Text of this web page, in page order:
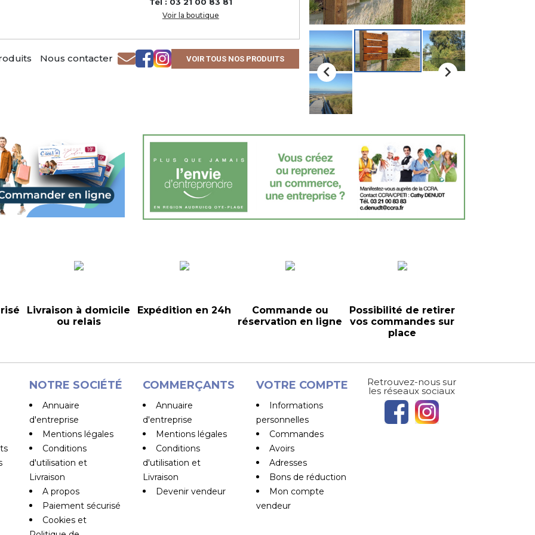
Voir la boutique
Nous contacter VOIR TOUS NOS PRODUITS
 
Livraison à domicile
ou relais
Expédition en 24h
Commande ou
réservation en ligne
Possibilité de retirer
vos commandes sur
place
NOTRE SOCIÉTÉ
Annuaire
d'entreprise
Mentions légales
Conditions
d'utilisation et
Livraison
A propos
Paiement sécurisé
Cookies et
COMMERÇANTS
Annuaire
d'entreprise
Mentions légales
Conditions
d'utilisation et
Livraison
Devenir vendeur
VOTRE COMPTE
Informations
personnelles
Commandes
Avoirs
Adresses
Bons de réduction
Mon compte
vendeur
Retrouvez-nous sur
les réseaux sociaux